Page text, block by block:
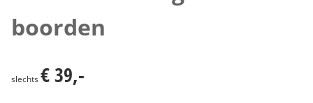
boorden
slechts € 39,-